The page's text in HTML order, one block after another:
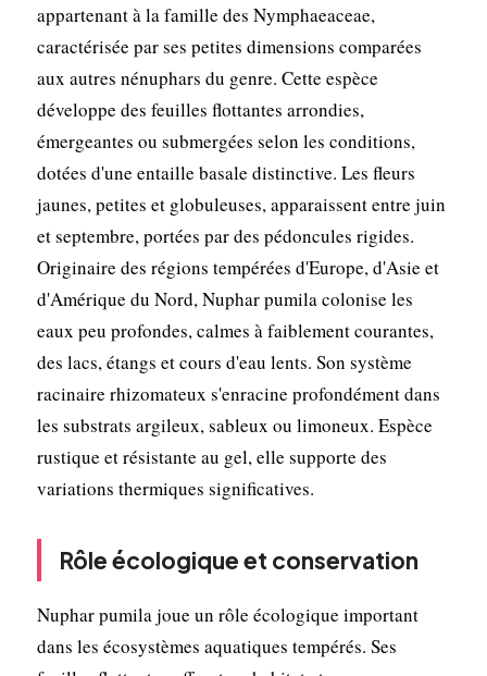
appartenant à la famille des Nymphaeaceae,
caractérisée par ses petites dimensions comparées
aux autres nénuphars du genre. Cette espèce
développe des feuilles flottantes arrondies,
émergeantes ou submergées selon les conditions,
dotées d'une entaille basale distinctive. Les fleurs
jaunes, petites et globuleuses, apparaissent entre juin
et septembre, portées par des pédoncules rigides.
Originaire des régions tempérées d'Europe, d'Asie et
d'Amérique du Nord, Nuphar pumila colonise les
eaux peu profondes, calmes à faiblement courantes,
des lacs, étangs et cours d'eau lents. Son système
racinaire rhizomateux s'enracine profondément dans
les substrats argileux, sableux ou limoneux. Espèce
rustique et résistante au gel, elle supporte des
variations thermiques significatives.
Rôle écologique et conservation
Nuphar pumila joue un rôle écologique important
dans les écosystèmes aquatiques tempérés. Ses